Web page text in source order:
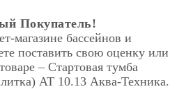
Покупатель!
магазине бассейнов и
поставить свою оценку или
– Стартовая тумба
АТ 10.13 Аква-Техника.